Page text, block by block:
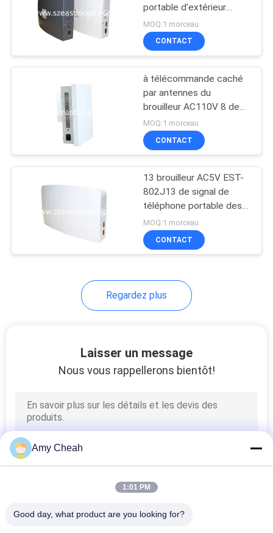
portable d'extérieur
construit dans le type
stationnaire d'antennes
MOQ:1 morceau
CONTACT
à télécommande caché
par antennes du
brouilleur AC110V 8 de
signal de téléphone
portable de la fréquence
ultra-haute 3G
MOQ:1 morceau
CONTACT
13 brouilleur AC5V EST-
802J13 de signal de
téléphone portable des
antennes 15M WIFI 4G
5G
MOQ:1 morceau
CONTACT
Regardez plus
Laisser un message
Nous vous rappellerons bientôt!
Amy Cheah
1:01 PM
Good day, what product are you looking for?